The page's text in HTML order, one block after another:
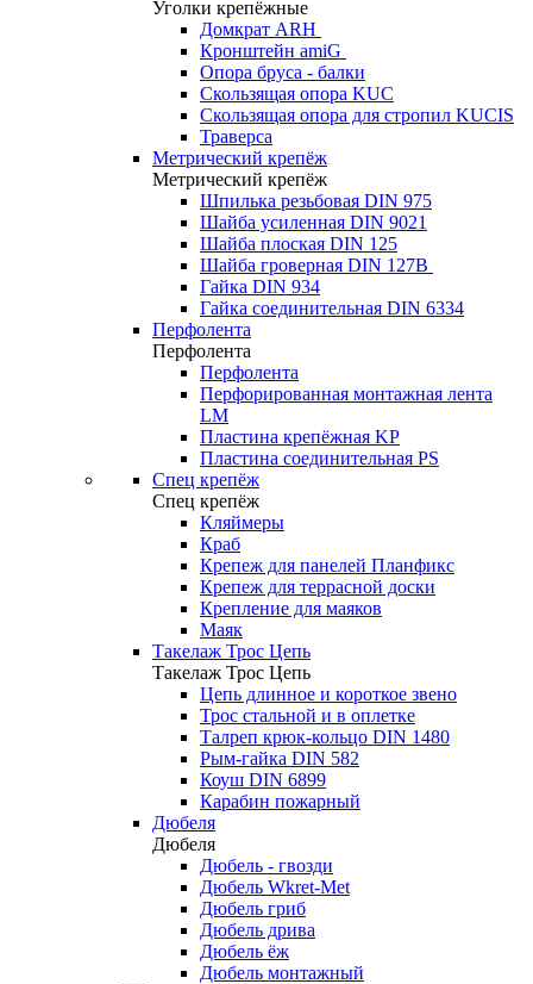
Уголки крепёжные
Домкрат ARH
Кронштейн amiG
Опора бруса - балки
Скользящая опора KUC
Скользящая опора для стропил KUCIS
Траверса
Метрический крепёж
Метрический крепёж
Шпилька резьбовая DIN 975
Шайба усиленная DIN 9021
Шайба плоская DIN 125
Шайба гроверная DIN 127B
Гайка DIN 934
Гайка соединительная DIN 6334
Перфолента
Перфолента
Перфолента
Перфорированная монтажная лента
LM
Пластина крепёжная KP
Пластина соединительная PS
Спец крепёж
Спец крепёж
Кляймеры
Краб
Крепеж для панелей Планфикс
Крепеж для террасной доски
Крепление для маяков
Маяк
Такелаж Трос Цепь
Такелаж Трос Цепь
Цепь длинное и короткое звено
Трос стальной и в оплетке
Талреп крюк-кольцо DIN 1480
Рым-гайка DIN 582
Коуш DIN 6899
Карабин пожарный
Дюбеля
Дюбеля
Дюбель - гвозди
Дюбель Wkret-Met
Дюбель гриб
Дюбель дрива
Дюбель ёж
Дюбель монтажный